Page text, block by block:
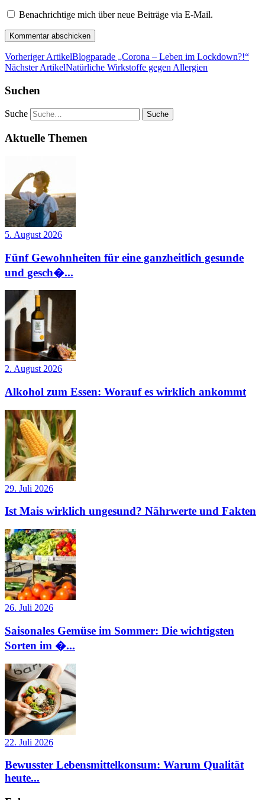
Benachrichtige mich über neue Beiträge via E-Mail.
Vorheriger ArtikelBlogparade „Corona – Leben im Lockdown?!“
Nächster ArtikelNatürliche Wirkstoffe gegen Allergien
Suchen
Suche
Aktuelle Themen
5. August 2026
Fünf Gewohnheiten für eine ganzheitlich gesunde
und gesch�...
2. August 2026
Alkohol zum Essen: Worauf es wirklich ankommt
29. Juli 2026
Ist Mais wirklich ungesund? Nährwerte und Fakten
26. Juli 2026
Saisonales Gemüse im Sommer: Die wichtigsten
Sorten im �...
22. Juli 2026
Bewusster Lebensmittelkonsum: Warum Qualität
heute...